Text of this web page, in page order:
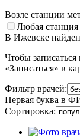
Возле станции
Любая станция
В Ижевске
Чтобы
«Записаться» в
Фильтр врачей:
Первая буква в
Сортировка: